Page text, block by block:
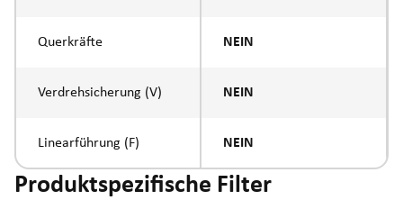
Querkräfte NEIN
Verdrehsicherung (V) NEIN
Linearführung (F) NEIN
Produktspezifische Filter